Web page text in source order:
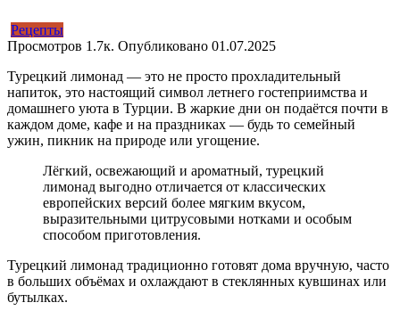
Рецепты
Просмотров 1.7к. Опубликовано 01.07.2025
Турецкий лимонад — это не просто прохладительный
напиток, это настоящий символ летнего гостеприимства и
домашнего уюта в Турции. В жаркие дни он подаётся почти в
каждом доме, кафе и на праздниках — будь то семейный
ужин, пикник на природе или угощение.
Лёгкий, освежающий и ароматный, турецкий
лимонад выгодно отличается от классических
европейских версий более мягким вкусом,
выразительными цитрусовыми нотками и особым
способом приготовления.
Турецкий лимонад традиционно готовят дома вручную, часто
в больших объёмах и охлаждают в стеклянных кувшинах или
бутылках.